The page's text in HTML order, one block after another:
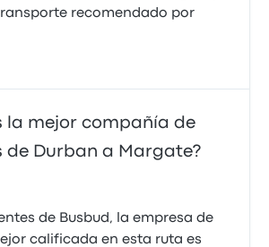
recomendado por
la mejor compañía de
de Durban a Margate?
de Busbud, la empresa de
calificada en esta ruta es